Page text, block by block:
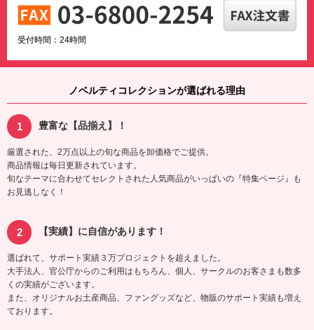
受付時間：24時間
ノベルティコレクションが選ばれる理由
豊富な【品揃え】！
厳選された、2万点以上の旬な商品を卸価格でご提供。
商品情報は毎日更新されています。
旬なテーマに合わせてセレクトされた人気商品がいっぱいの『特集ページ』も
お見逃しなく！
【実績】に自信があります！
選ばれて、サポート実績３万プロジェクトを超えました。
大手法人、官公庁からのご利用はもちろん、個人、サークルのお客さまも数多
くの実績がございます。
また、オリジナルお土産商品、ファングッズなど、物販のサポート実績も増え
ております。